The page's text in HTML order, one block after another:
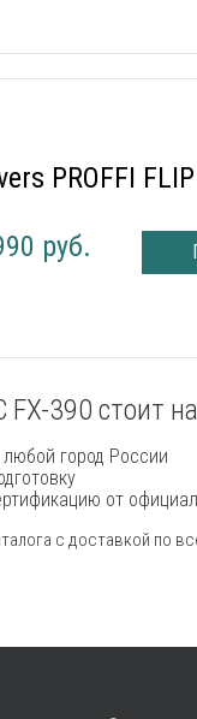
PROFFI
руб.
FX-390 стоит
город России
от
с доставкой по